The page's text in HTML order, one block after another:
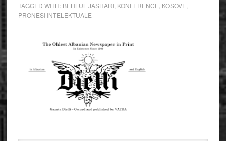
TAGGED WITH: BEHLUL JASHARI, KONFERENCE KOSOVE
PRONESI INTELEKTUALE